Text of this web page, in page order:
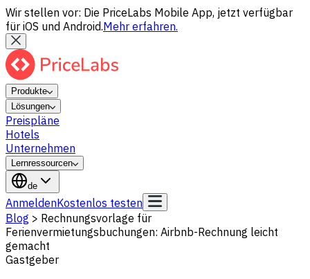
Wir stellen vor: Die PriceLabs Mobile App, jetzt verfügbar
für iOS und Android.Mehr erfahren.
Produkte
Lösungen
Preispläne
Hotels
Unternehmen
Lernressourcen
de
AnmeldenKostenlos testen
Blog > Rechnungsvorlage für
Ferienvermietungsbuchungen: Airbnb-Rechnung leicht
gemacht
Gastgeber